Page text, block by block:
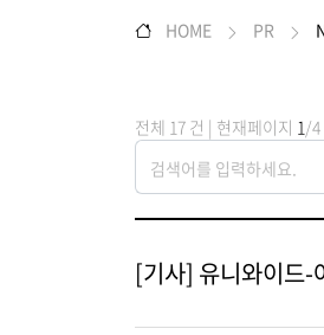
HOME PR
전체 17 건 | 현재페이지 1/4
[기사] 유니와이드-